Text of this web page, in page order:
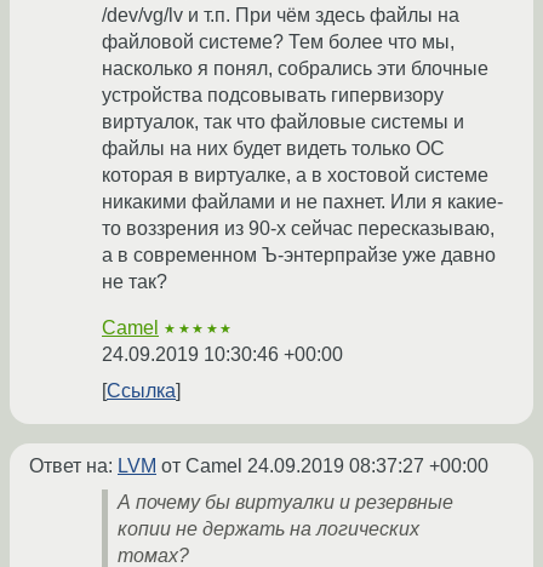
/dev/vg/lv и т.п. При чём здесь файлы на
файловой системе? Тем более что мы,
насколько я понял, собрались эти блочные
устройства подсовывать гипервизору
виртуалок, так что файловые системы и
файлы на них будет видеть только ОС
которая в виртуалке, а в хостовой системе
никакими файлами и не пахнет. Или я какие-
то воззрения из 90-х сейчас пересказываю,
а в современном Ъ-энтерпрайзе уже давно
не так?
Camel ★★★★★
24.09.2019 10:30:46 +00:00
Ссылка
Ответ на: LVM от Camel 24.09.2019 08:37:27 +00:00
А почему бы виртуалки и резервные
копии не держать на логических
томах?